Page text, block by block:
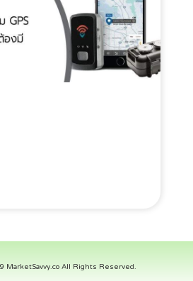
MarketSavvy.co All Rights Reserved.